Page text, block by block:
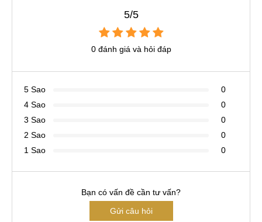
5/5
0 đánh giá và hỏi đáp
5 Sao
0
4 Sao
0
3 Sao
0
2 Sao
0
1 Sao
0
Bạn có vấn đề cần tư vấn?
Gửi câu hỏi